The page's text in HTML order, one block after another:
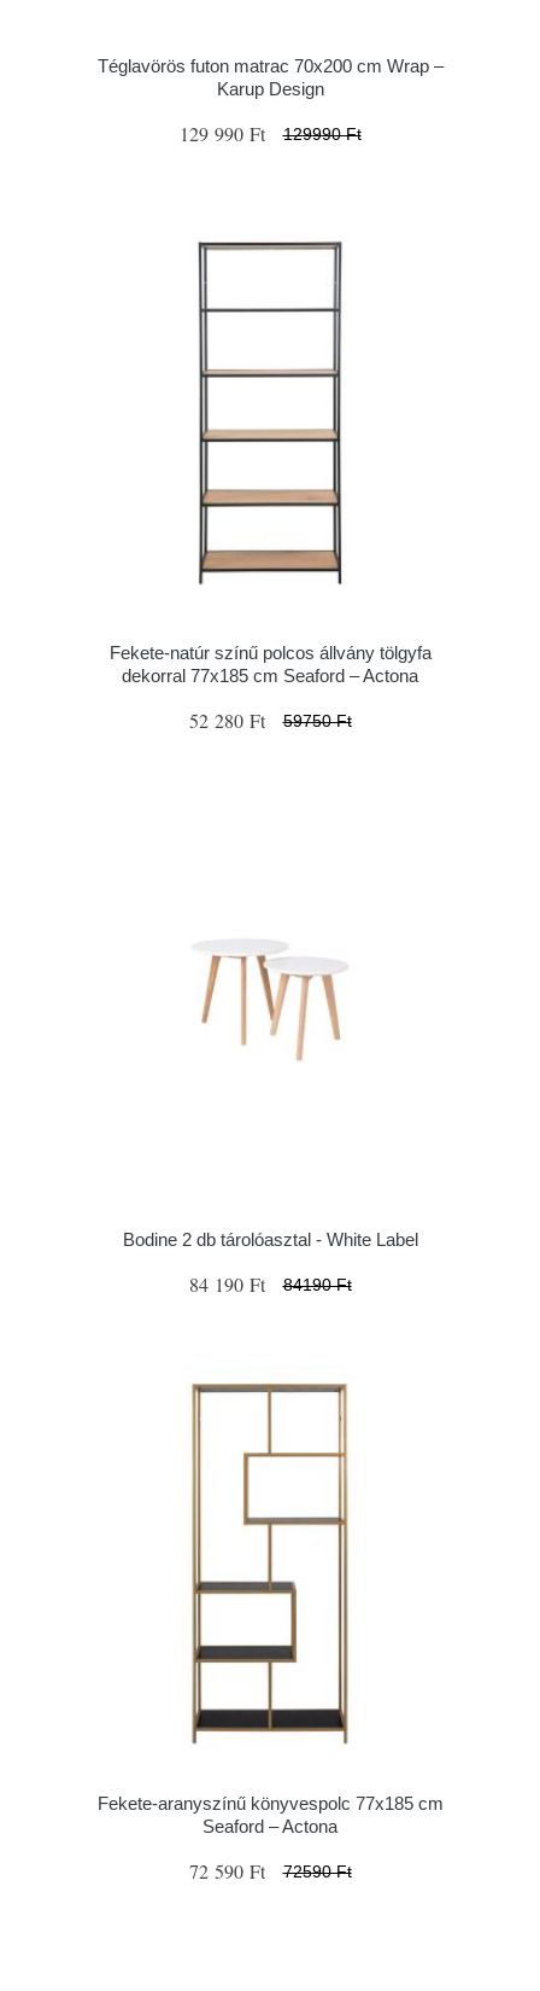
Téglavörös futon matrac 70x200 cm Wrap –
Karup Design
129 990 Ft 129990 Ft
Fekete-natúr színű polcos állvány tölgyfa
dekorral 77x185 cm Seaford – Actona
52 280 Ft 59750 Ft
Bodine 2 db tárolóasztal - White Label
84 190 Ft 84190 Ft
Fekete-aranyszínű könyvespolc 77x185 cm
Seaford – Actona
72 590 Ft 72590 Ft